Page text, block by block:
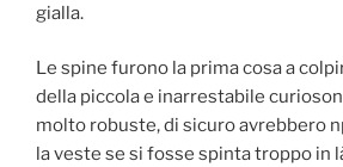
gialla.
Le spine furono la prima cosa a
della piccola e inarrestabile
molto robuste, di sicuro avrebbero
la veste se si fosse spinta troppo in